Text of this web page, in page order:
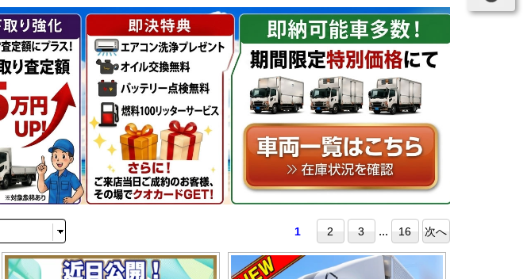
1 2 3 ... 16 次へ